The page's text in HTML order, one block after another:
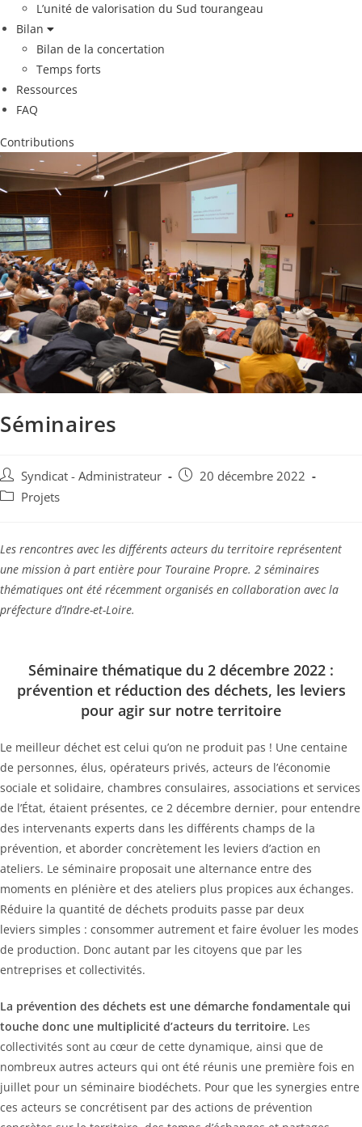
L’unité de valorisation du Sud tourangeau
Bilan
Bilan de la concertation
Temps forts
Ressources
FAQ
Contributions
Séminaires
Auteur/autrice
de
Syndicat - Administrateur
Publication
20 décembre 2022
Post Projets
Les rencontres avec les différents acteurs du territoire représentent
une mission à part entière pour Touraine Propre. 2 séminaires
thématiques ont été récemment organisés en collaboration avec la
préfecture d’Indre-et-Loire.
Séminaire thématique du 2 décembre 2022 :
prévention et réduction des déchets, les leviers
pour agir sur notre territoire
Le meilleur déchet est celui qu’on ne produit pas ! Une centaine
de personnes, élus, opérateurs privés, acteurs de l’économie
sociale et solidaire, chambres consulaires, associations et services
de l’État, étaient présentes, ce 2 décembre dernier, pour entendre
des intervenants experts dans les différents champs de la
prévention, et aborder concrètement les leviers d’action en
ateliers. Le séminaire proposait une alternance entre des
moments en plénière et des ateliers plus propices aux échanges.
Réduire la quantité de déchets produits passe par deux
leviers simples : consommer autrement et faire évoluer les modes
de production. Donc autant par les citoyens que par les
entreprises et collectivités.
La prévention des déchets est une démarche fondamentale qui
touche donc une multiplicité d’acteurs du territoire. Les
collectivités sont au cœur de cette dynamique, ainsi que de
nombreux autres acteurs qui ont été réunis une première fois en
juillet pour un séminaire biodéchets. Pour que les synergies entre
ces acteurs se concrétisent par des actions de prévention